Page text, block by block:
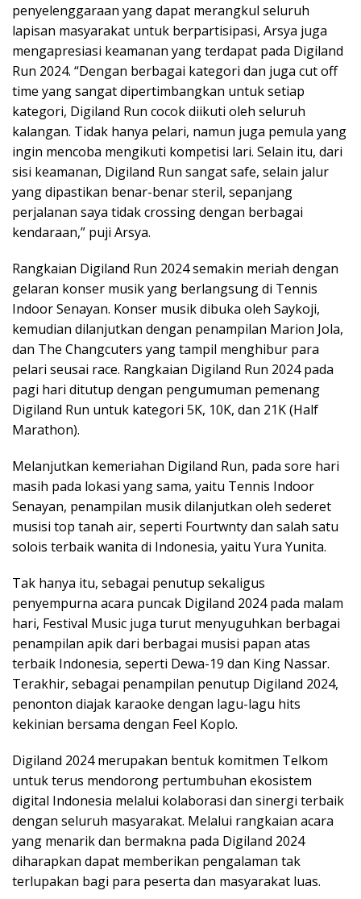
penyelenggaraan yang dapat merangkul seluruh
lapisan masyarakat untuk berpartisipasi, Arsya juga
mengapresiasi keamanan yang terdapat pada Digiland
Run 2024. “Dengan berbagai kategori dan juga cut off
time yang sangat dipertimbangkan untuk setiap
kategori, Digiland Run cocok diikuti oleh seluruh
kalangan. Tidak hanya pelari, namun juga pemula yang
ingin mencoba mengikuti kompetisi lari. Selain itu, dari
sisi keamanan, Digiland Run sangat safe, selain jalur
yang dipastikan benar-benar steril, sepanjang
perjalanan saya tidak crossing dengan berbagai
kendaraan,” puji Arsya.
Rangkaian Digiland Run 2024 semakin meriah dengan
gelaran konser musik yang berlangsung di Tennis
Indoor Senayan. Konser musik dibuka oleh Saykoji,
kemudian dilanjutkan dengan penampilan Marion Jola,
dan The Changcuters yang tampil menghibur para
pelari seusai race. Rangkaian Digiland Run 2024 pada
pagi hari ditutup dengan pengumuman pemenang
Digiland Run untuk kategori 5K, 10K, dan 21K (Half
Marathon).
Melanjutkan kemeriahan Digiland Run, pada sore hari
masih pada lokasi yang sama, yaitu Tennis Indoor
Senayan, penampilan musik dilanjutkan oleh sederet
musisi top tanah air, seperti Fourtwnty dan salah satu
solois terbaik wanita di Indonesia, yaitu Yura Yunita.
Tak hanya itu, sebagai penutup sekaligus
penyempurna acara puncak Digiland 2024 pada malam
hari, Festival Music juga turut menyuguhkan berbagai
penampilan apik dari berbagai musisi papan atas
terbaik Indonesia, seperti Dewa-19 dan King Nassar.
Terakhir, sebagai penampilan penutup Digiland 2024,
penonton diajak karaoke dengan lagu-lagu hits
kekinian bersama dengan Feel Koplo.
Digiland 2024 merupakan bentuk komitmen Telkom
untuk terus mendorong pertumbuhan ekosistem
digital Indonesia melalui kolaborasi dan sinergi terbaik
dengan seluruh masyarakat. Melalui rangkaian acara
yang menarik dan bermakna pada Digiland 2024
diharapkan dapat memberikan pengalaman tak
terlupakan bagi para peserta dan masyarakat luas.